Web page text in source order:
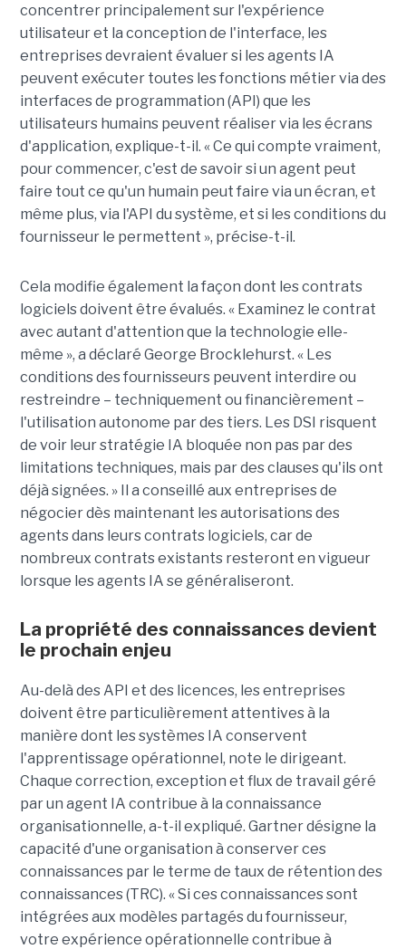
concentrer principalement sur l'expérience
utilisateur et la conception de l'interface, les
entreprises devraient évaluer si les agents IA
peuvent exécuter toutes les fonctions métier via des
interfaces de programmation (API) que les
utilisateurs humains peuvent réaliser via les écrans
d'application, explique-t-il. « Ce qui compte vraiment,
pour commencer, c'est de savoir si un agent peut
faire tout ce qu'un humain peut faire via un écran, et
même plus, via l'API du système, et si les conditions du
fournisseur le permettent », précise-t-il.
Cela modifie également la façon dont les contrats
logiciels doivent être évalués. « Examinez le contrat
avec autant d'attention que la technologie elle-
même », a déclaré George Brocklehurst. « Les
conditions des fournisseurs peuvent interdire ou
restreindre – techniquement ou financièrement – ​​
l'utilisation autonome par des tiers. Les DSI risquent
de voir leur stratégie IA bloquée non pas par des
limitations techniques, mais par des clauses qu'ils ont
déjà signées. » Il a conseillé aux entreprises de
négocier dès maintenant les autorisations des
agents dans leurs contrats logiciels, car de
nombreux contrats existants resteront en vigueur
lorsque les agents IA se généraliseront.
La propriété des connaissances devient
le prochain enjeu
Au-delà des API et des licences, les entreprises
doivent être particulièrement attentives à la
manière dont les systèmes IA conservent
l'apprentissage opérationnel, note le dirigeant.
Chaque correction, exception et flux de travail géré
par un agent IA contribue à la connaissance
organisationnelle, a-t-il expliqué. Gartner désigne la
capacité d'une organisation à conserver ces
connaissances par le terme de taux de rétention des
connaissances (TRC). « Si ces connaissances sont
intégrées aux modèles partagés du fournisseur,
votre expérience opérationnelle contribue à